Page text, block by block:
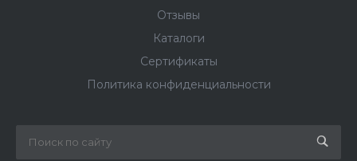
Отзывы
Каталоги
Сертификаты
Политика конфиденциальности